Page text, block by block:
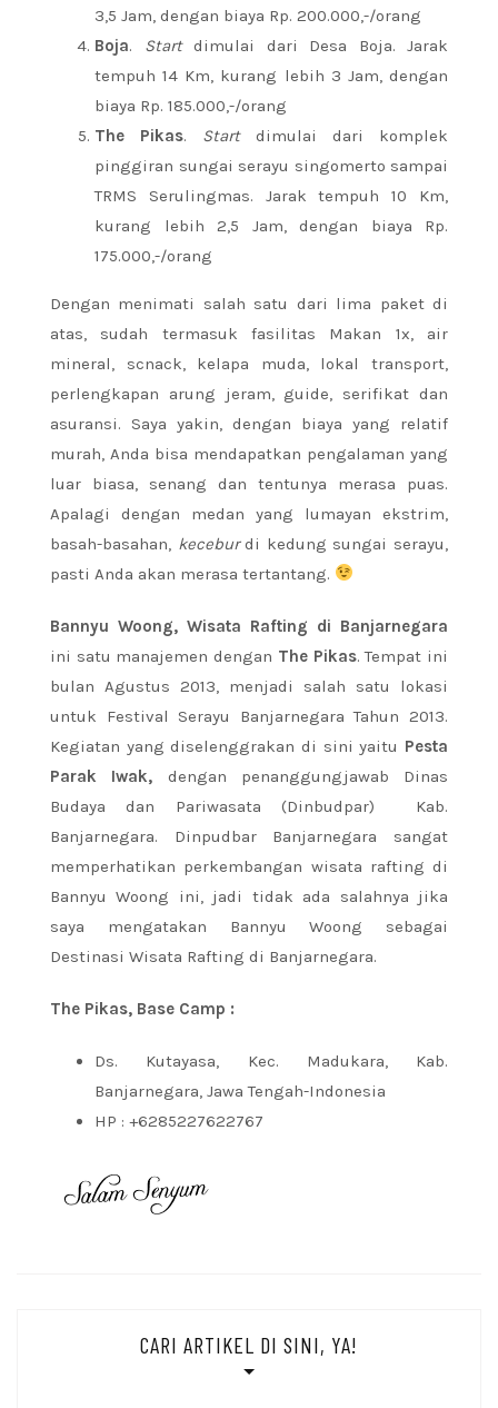
3,5 Jam, dengan biaya Rp. 200.000,-/orang
Boja. Startdimulai dari Desa Boja. Jarak
tempuh 14 Km, kurang lebih 3 Jam, dengan
biaya Rp. 185.000,-/orang
The Pikas. Startdimulai dari komplek
pinggiran sungai serayu singomerto sampai
TRMS Serulingmas. Jarak tempuh 10 Km,
kurang lebih 2,5 Jam, dengan biaya Rp.
175.000,-/orang
Dengan menimati salah satu dari lima paket di
atas, sudah termasuk fasilitas Makan 1x, air
mineral, scnack, kelapa muda, lokal transport,
perlengkapan arung jeram, guide, serifikat dan
asuransi. Saya yakin, dengan biaya yang relatif
murah, Anda bisa mendapatkan pengalaman yang
luar biasa, senang dan tentunya merasa puas.
Apalagi dengan medan yang lumayan ekstrim,
basah-basahan, keceburdi kedung sungai serayu,
pasti Anda akan merasa tertantang.
Bannyu Woong, Wisata Rafting di Banjarnegara
ini satu manajemen dengan The Pikas. Tempat ini
bulan Agustus 2013, menjadi salah satu lokasi
untuk Festival Serayu Banjarnegara Tahun 2013.
Kegiatan yang diselenggrakan di sini yaitu Pesta
Parak Iwak, dengan penanggungjawab Dinas
Budaya dan Pariwasata (Dinbudpar) Kab.
Banjarnegara. Dinpudbar Banjarnegara sangat
memperhatikan perkembangan wisata rafting di
Bannyu Woong ini, jadi tidak ada salahnya jika
saya mengatakan Bannyu Woong sebagai
Destinasi Wisata Rafting di Banjarnegara.
The Pikas, Base Camp :
Ds. Kutayasa, Kec. Madukara, Kab.
Banjarnegara, Jawa Tengah-Indonesia
HP : +6285227622767
CARI ARTIKEL DI SINI, YA!